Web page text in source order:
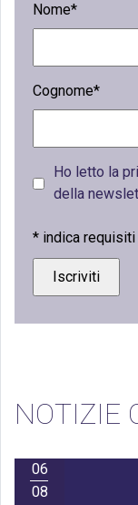
Nome*
Cognome*
Ho letto la
della
* indica
NOTIZIE
06
08